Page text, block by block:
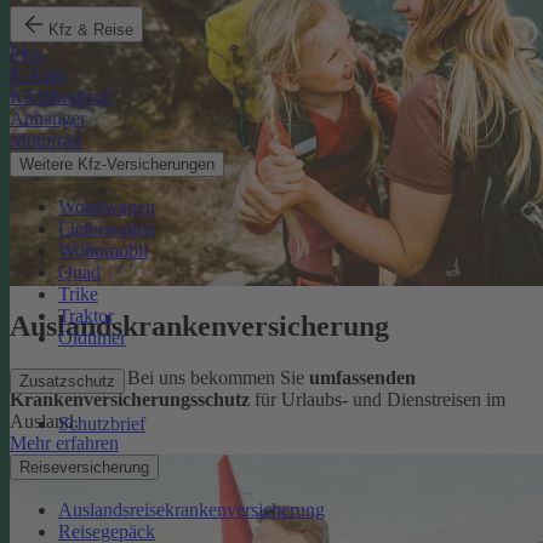
Kfz & Reise
Pkw
E-Auto
Kleinkraftrad
Anhänger
Motorrad
Weitere Kfz-Versicherungen
Wohnwagen
Lieferwagen
Wohnmobil
Quad
Trike
Traktor
Oldtimer
Zusatzschutz
Schutzbrief
Reiseversicherung
Auslandsreisekrankenversicherung
Reisegepäck
Auslandskrankenversicherung
Sorglos reisen: Bei uns bekommen Sie umfassenden
Krankenversicherungsschutz für Urlaubs- und Dienstreisen im
Ausland.
Mehr erfahren